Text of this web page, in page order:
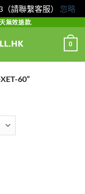
請聯繫客服） 忽略
無效退款.
0
60”